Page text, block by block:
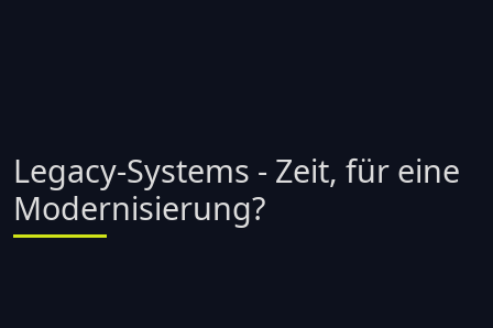
Legacy-Systems - Zeit, für eine
Modernisierung?